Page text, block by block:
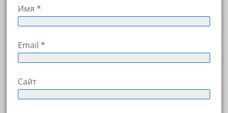
Имя *
Email *
Сайт